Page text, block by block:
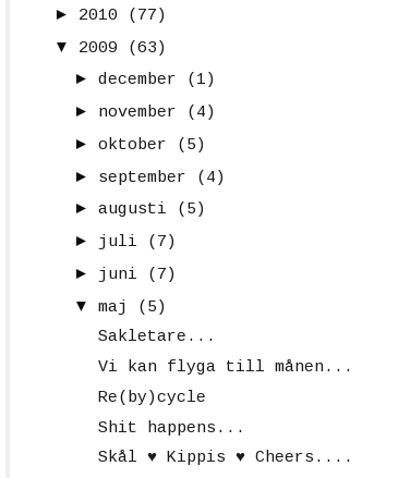
► 2010
(77)
▼
2009
(63)
► december
(1)
► november
(4)
► oktober
(5)
► september
(4)
► augusti
(5)
► juli
(7)
► juni
(7)
▼
maj
(5)
Sakletare...
Vi kan flyga till månen...
Re(by)cycle
Shit happens...
Skål ♥ Kippis ♥ Cheers....